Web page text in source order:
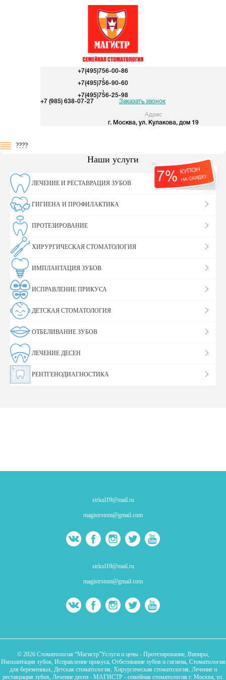
Адрес
г. Москва, ул. Кулакова, дом 19
+7(495)756-00-86
,
+7(495)756-90-60
,
+7(495)756-25-98
Заказать звонок
+7 (985) 638-07-27
????
Наши услуги
ЛЕЧЕНИЕ И РЕСТАВРАЦИЯ ЗУБОВ
ГИГИЕНА И ПРОФИЛАКТИКА
ПРОТЕЗИРОВАНИЕ
ХИРУРГИЧЕСКАЯ СТОМАТОЛОГИЯ
ИМПЛАНТАЦИЯ ЗУБОВ
ИСПРАВЛЕНИЕ ПРИКУСА
ДЕТСКАЯ СТОМАТОЛОГИЯ
ОТБЕЛИВАНИЕ ЗУБОВ
ЛЕЧЕНИЕ ДЕСЕН
РЕНТГЕНОДИАГНОСТИКА
strkul19@mail.ru
magistrstom@gmail.com
strkul19@mail.ru
magistrstom@gmail.com
© 2026 Стоматология “Магистр”Услуги и цены - Протезирование, Виниры,
Имплантация зубов, Исправление прикуса, Отбеливание зубов и гигиена, Стоматология
для беременных, Детская стоматология, Хирургическая стоматология, Лечение и
реставрация зубов, Лечение десен - МАГИСТР - семейная стоматология г. Москва, ул.